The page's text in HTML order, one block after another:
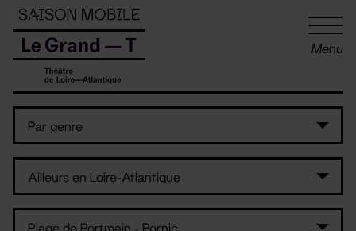
Menu
Panneau de gestion des cookies